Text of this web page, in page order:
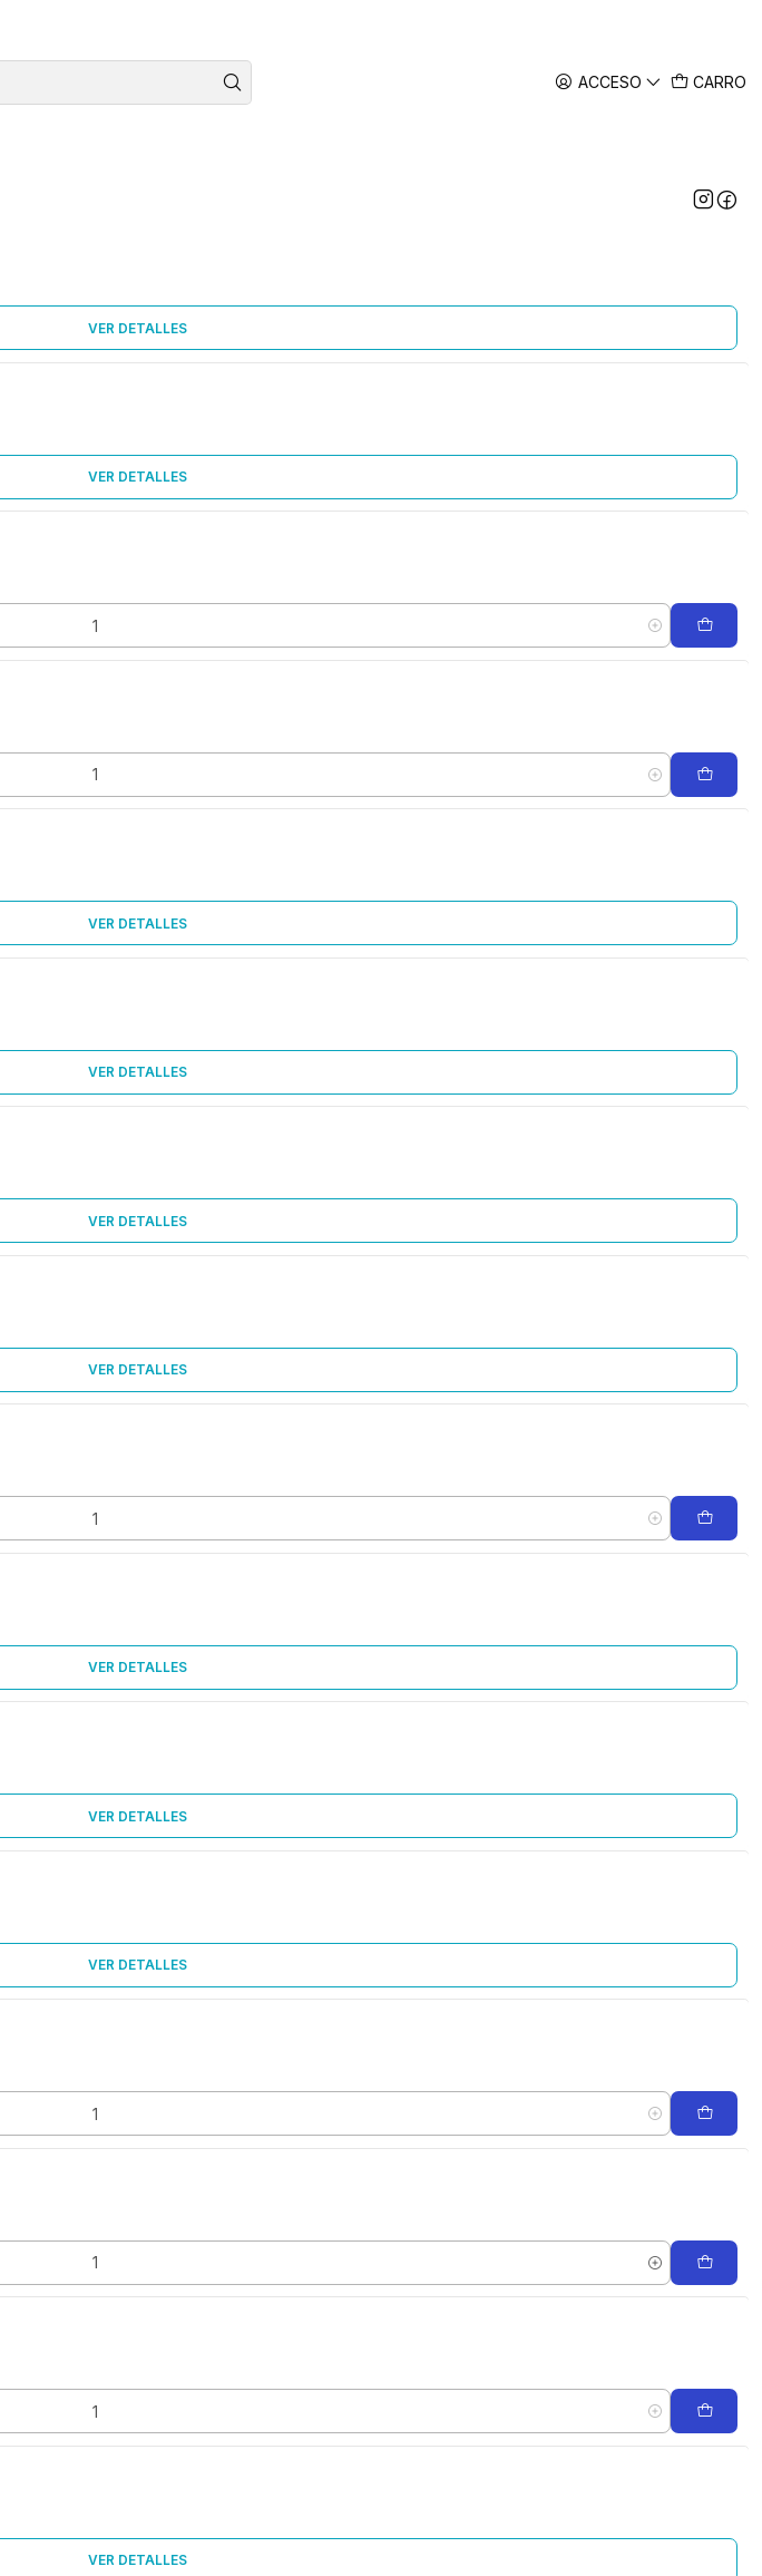
ACCESO CARRO
VER DETALLES
VER DETALLES
VER DETALLES
VER DETALLES
VER DETALLES
VER DETALLES
VER DETALLES
VER DETALLES
VER DETALLES
VER DETALLES